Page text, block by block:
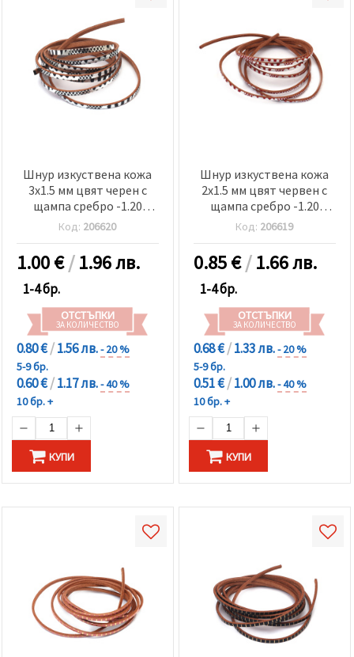
Шнур изкуствена кожа
3x1.5 мм цвят черен с
щампа сребро -1.20
метра
Код: 206620
1.00€/1.96 лв.
1-4 бр.
ОТСТЪПКИ
ЗА КОЛИЧЕСТВО
0.80 €/1.56 лв.- 20 %
5-9 бр.
0.60 €/1.17 лв.- 40 %
10 бр. +
КУПИ
Шнур изкуствена кожа
2x1.5 мм цвят червен с
щампа сребро -1.20
метра
Код: 206619
0.85€/1.66 лв.
1-4 бр.
ОТСТЪПКИ
ЗА КОЛИЧЕСТВО
0.68 €/1.33 лв.- 20 %
5-9 бр.
0.51 €/1.00 лв.- 40 %
10 бр. +
КУПИ